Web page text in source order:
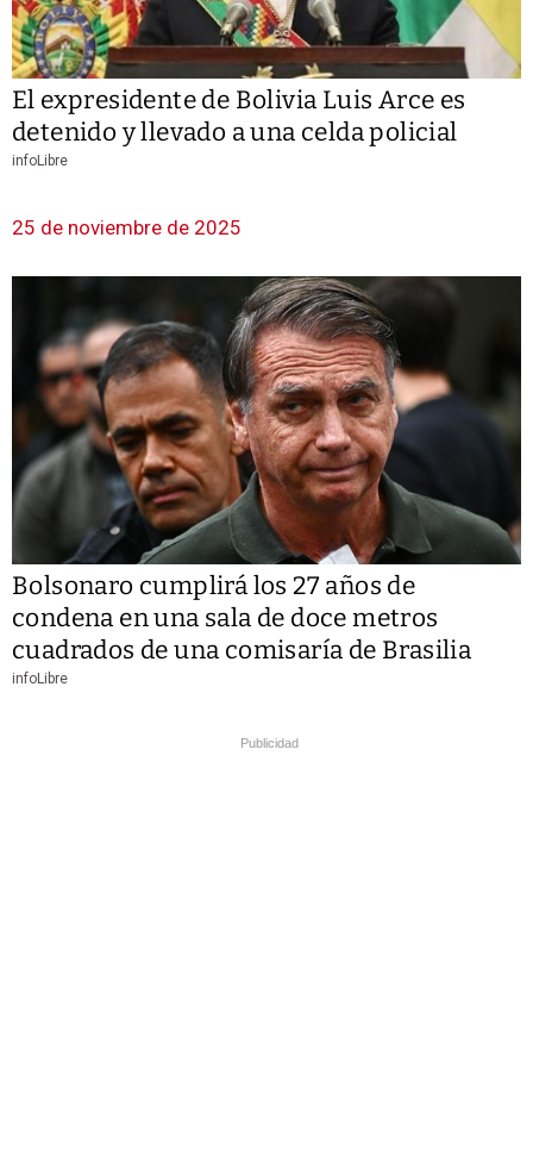
El expresidente de Bolivia Luis Arce es
detenido y llevado a una celda policial
infoLibre
25 de noviembre de 2025
Bolsonaro cumplirá los 27 años de
condena en una sala de doce metros
cuadrados de una comisaría de Brasilia
infoLibre
Publicidad